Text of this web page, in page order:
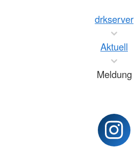
drkserver
Aktuell
Meldung